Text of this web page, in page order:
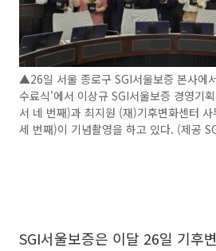
▲26일 서울 종로구 SGI서울보증 본사에
수료식'에서 이상규 SGI서울보증 경영기
서 네 번째)과 최지원 (재)기후변화센터
세 번째)이 기념촬영을 하고 있다. (제공
SGI서울보증은 이달 26일 기후